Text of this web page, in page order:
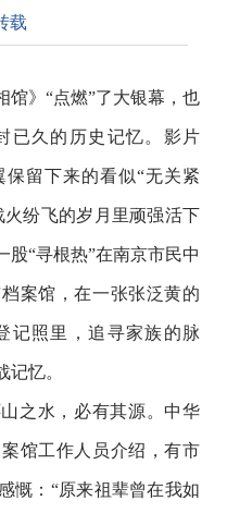
载
馆》“点燃”了大银幕，也
已久的历史记忆。影片
留下来的看似“无关紧
纷飞的岁月里顽强活下
“寻根热”在南京市民中
案馆，在一张张泛黄的
记照里，追寻家族的脉
忆。
之水，必有其源。中华
馆工作人员介绍，有市
慨：“原来祖辈曾在我如